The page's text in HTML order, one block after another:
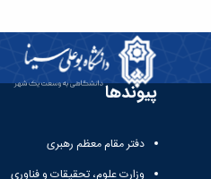
پیوندها
دفتر مقام معظم رهبری
وزارت علوم، تحقیقات و فناوری